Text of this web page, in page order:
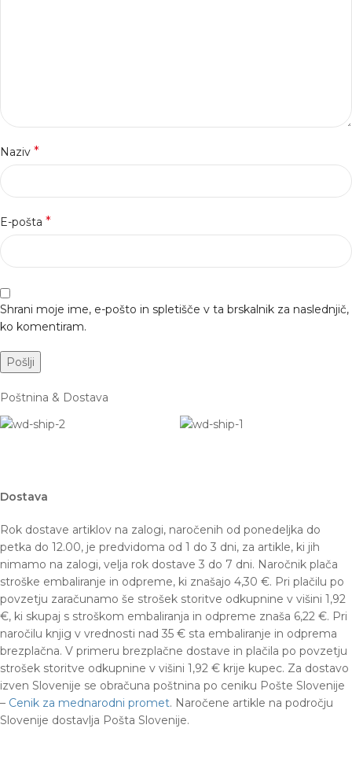
Naziv *
E-pošta *
Shrani moje ime, e-pošto in spletišče v ta brskalnik za naslednjič,
ko komentiram.
Poštnina & Dostava
Dostava
Rok dostave artiklov na zalogi, naročenih od ponedeljka do
petka do 12.00, je predvidoma od 1 do 3 dni, za artikle, ki jih
nimamo na zalogi, velja rok dostave 3 do 7 dni. Naročnik plača
stroške embaliranje in odpreme, ki znašajo 4,30 €. Pri plačilu po
povzetju zaračunamo še strošek storitve odkupnine v višini 1,92
€, ki skupaj s stroškom embaliranja in odpreme znaša 6,22 €. Pri
naročilu knjig v vrednosti nad 35 € sta embaliranje in odprema
brezplačna. V primeru brezplačne dostave in plačila po povzetju
strošek storitve odkupnine v višini 1,92 € krije kupec. Za dostavo
izven Slovenije se obračuna poštnina po ceniku Pošte Slovenije
– Cenik za mednarodni promet. Naročene artikle na področju
Slovenije dostavlja Pošta Slovenije.